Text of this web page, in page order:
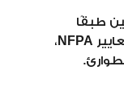
طبقًا
NFPA ،